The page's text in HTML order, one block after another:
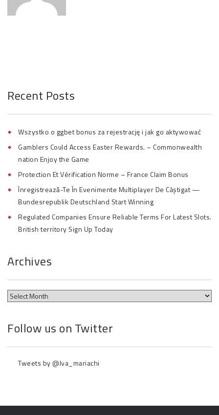
Recent Posts
Wszystko o ggbet bonus za rejestrację i jak go aktywować
Gamblers Could Access Easter Rewards. – Commonwealth
nation Enjoy the Game
Protection Et Vérification Norme – France Claim Bonus
Înregistrează-Te În Evenimente Multiplayer De Câștigat —
Bundesrepublik Deutschland Start Winning
Regulated Companies Ensure Reliable Terms For Latest Slots.
British territory Sign Up Today
Archives
Follow us on Twitter
Tweets by @lva_mariachi